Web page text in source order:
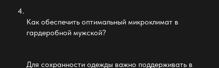
Как обеспечить оптимальный микроклимат в
гардеробной мужской?
Для сохранности одежды важно поддерживать в